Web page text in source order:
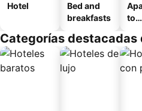
Hotel
Bed and
breakfasts
to
o
Categorías destacadas